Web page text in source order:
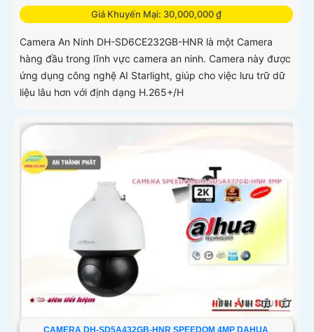
Giá Khuyến Mại: 30,000,000 ₫
Camera An Ninh DH-SD6CE232GB-HNR là một Camera
hàng đầu trong lĩnh vực camera an ninh. Camera này được
ứng dụng công nghệ AI Starlight, giúp cho việc lưu trữ dữ
liệu lâu hơn với định dạng H.265+/H